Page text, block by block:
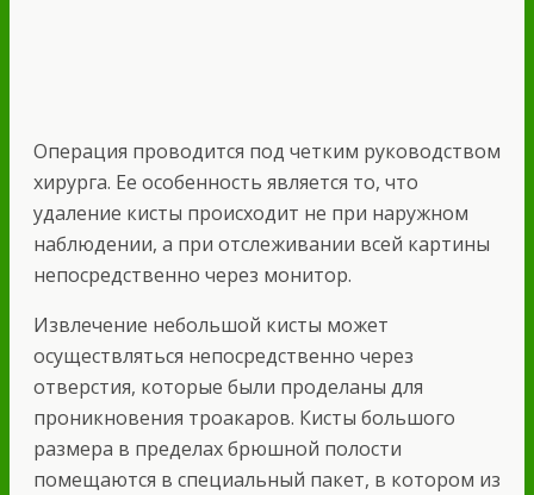
Операция проводится под четким руководством
хирурга. Ее особенность является то, что
удаление кисты происходит не при наружном
наблюдении, а при отслеживании всей картины
непосредственно через монитор.
Извлечение небольшой кисты может
осуществляться непосредственно через
отверстия, которые были проделаны для
проникновения троакаров. Кисты большого
размера в пределах брюшной полости
помещаются в специальный пакет, в котором из